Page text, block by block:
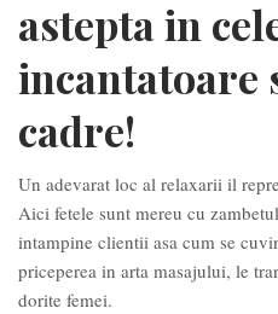
astepta in
incantatoare
cadre!
Un adevarat loc al relaxarii il
Aici fetele sunt mereu cu
intampine clientii asa cum se
priceperea in arta masajului, le
dorite femei.